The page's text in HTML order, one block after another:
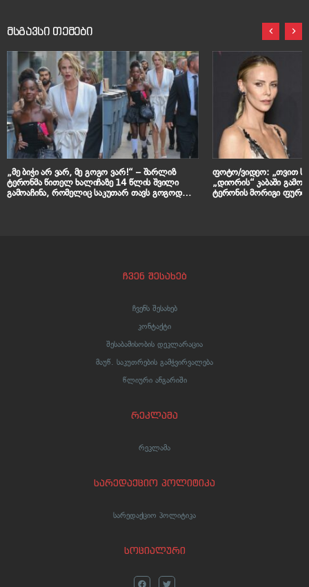
მსგავსი თემები
„მე ბიჭი არ ვარ, მე გოგო ვარ!“ – შარლიზ
ტერონმა წითელ ხალიჩაზე 14 წლის შვილი
გამოაჩინა, რომელიც საკუთარ თავს გოგოდ
ფოტო/ვიდეო: „თვით
„დიორის“ კაბაში
ტერონის მორიგი
ჩვენ შესახებ
ჩვენს შესახებ
კონტაქტი
შესაბამისობის დეკლარაცია
მაუწ. საკუთრების გამჭვირვალება
წლიური ანგარიში
რეკლამა
რეკლამა
სარედაქციო პოლიტიკა
სარედაქციო პოლიტიკა
სოციალური